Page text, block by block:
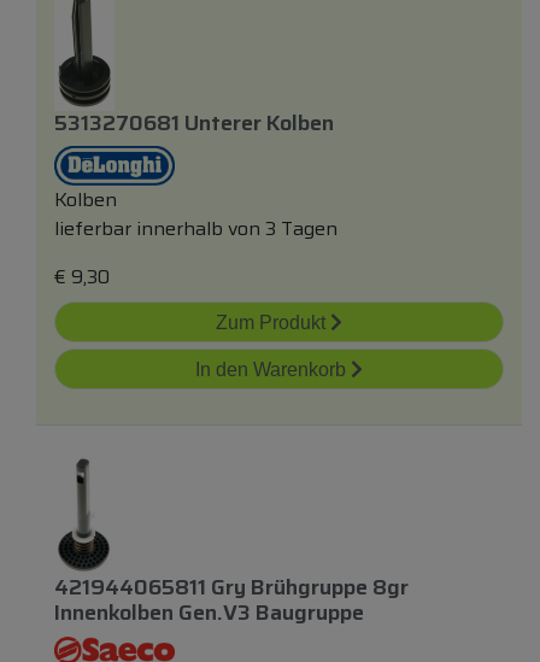
5313270681 Unterer Kolben
Kolben
lieferbar innerhalb von 3 Tagen
€ 9,30
Zum Produkt
In den Warenkorb
421944065811 Gry Brühgruppe 8gr
Innenkolben Gen.v3 Baugruppe